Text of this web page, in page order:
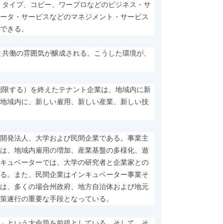
イプ、コピー、ワープロなどのビジネス・サ
タ・サービスなどのマネジメント・サービス
きる。
働の雰囲気が醸成される。こうした環境が、
する）を終えたテナント企業は、地域内に新
域内に、新しい雇用、新しい産業、新しい技
発法人、大学および民間企業である。事業主
、地域内雇用の増加、産業基盤の多様化、遊
ュベーターでは、大学の研究者と企業家との
。また、民間企業はインキュベーター事業そ
、多くの場合州政府、地方自治体および地元
遂行の重要な手段となっている。